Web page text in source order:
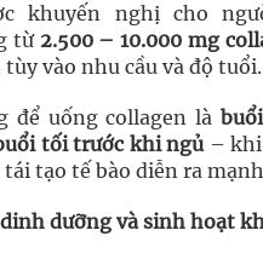
khuyến nghị cho
từ 2.500 – 10.000 mg
tùy vào nhu cầu và độ tuổi.
để uống collagen là
tối trước khi ngủ– khi
tạo tế bào diễn ra
dưỡng và sinh hoạt